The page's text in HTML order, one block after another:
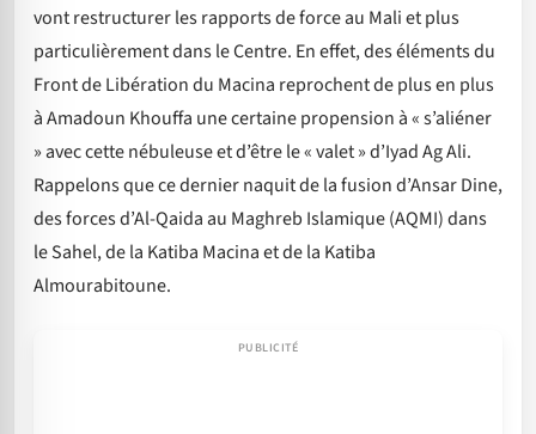
vont restructurer les rapports de force au Mali et plus
particulièrement dans le Centre. En effet, des éléments du
Front de Libération du Macina reprochent de plus en plus
à Amadoun Khouffa une certaine propension à « s’aliéner
» avec cette nébuleuse et d’être le « valet » d’Iyad Ag Ali.
Rappelons que ce dernier naquit de la fusion d’Ansar Dine,
des forces d’Al-Qaida au Maghreb Islamique (AQMI) dans
le Sahel, de la Katiba Macina et de la Katiba
Almourabitoune.